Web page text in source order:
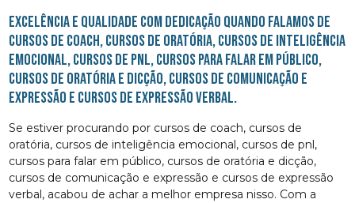
Excelência e qualidade com dedicação quando falamos de
cursos de coach, cursos de oratória, cursos de inteligência
emocional, cursos de pnl, cursos para falar em público,
cursos de oratória e dicção, cursos de comunicação e
expressão e cursos de expressão verbal.
Se estiver procurando por cursos de coach, cursos de
oratória, cursos de inteligência emocional, cursos de pnl,
cursos para falar em público, cursos de oratória e dicção,
cursos de comunicação e expressão e cursos de expressão
verbal, acabou de achar a melhor empresa nisso. Com a